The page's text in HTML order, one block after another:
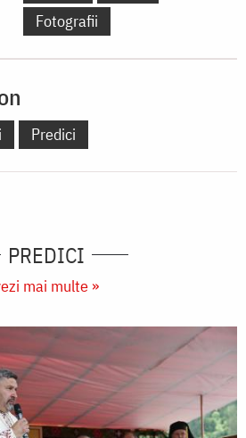
Fotografii
Predici
PREDICI
mai multe »